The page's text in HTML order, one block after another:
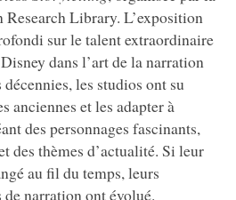
Library. L’exposition
sur le talent extraordinaire
dans l’art de la narration
les studios ont su
anciennes et les adapter à
des personnages fascinants,
des thèmes d’actualité. Si leur
au fil du temps, leurs
narration ont évolué.